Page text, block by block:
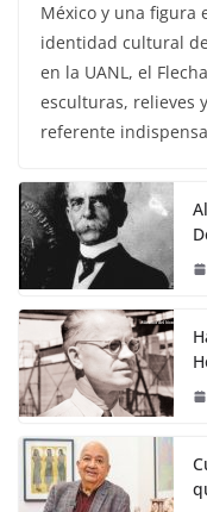
México y una figura
identidad cultural
en la UANL, el
esculturas, relieves
referente